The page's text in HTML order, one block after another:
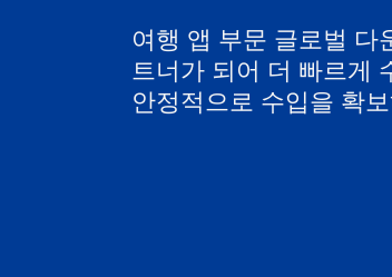
비앤비
여행 앱 부문 글로벌
트너가 되어 더 빠르게
안정적으로 수입을 확